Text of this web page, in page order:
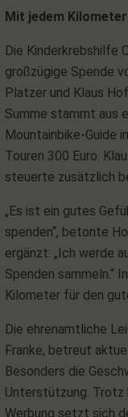
Mit jedem
Die Kinderkrebshilfe
großzügige Spende
Platzer und Klaus
Summe stammt aus
Mountainbike-Guide
Touren 300 Euro.
steuerte zusätzlich
„Es ist ein gutes
spenden“, betonte
ergänzt: „Ich werde
Spenden sammeln.“
Kilometer für den
Die ehrenamtliche
Franke, betreut
Besonders die
Unterstützung.
Werbung setzt sich